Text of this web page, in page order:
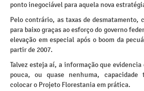
ponto inegociável para aquela nova
Pelo contrário, as taxas de desmatamento,
para baixo graças ao esforço do governo
elevação em especial após o boom da
partir de 2007.
Talvez esteja aí, a informação que
pouca, ou quase nenhuma, capacidade
colocar o Projeto Florestania em prática.